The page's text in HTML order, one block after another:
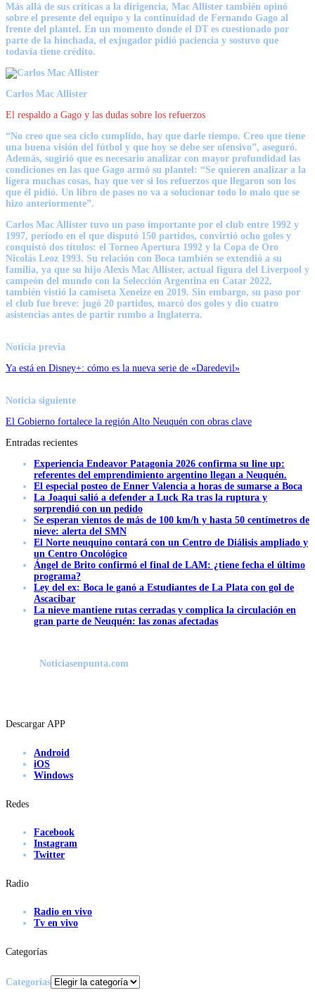
Más allá de sus críticas a la dirigencia, Mac Allister también opinó
sobre el presente del equipo y la continuidad de Fernando Gago al
frente del plantel. En un momento donde el DT es cuestionado por
parte de la hinchada, el exjugador pidió paciencia y sostuvo que
todavía tiene crédito.
Carlos Mac Allister
El respaldo a Gago y las dudas sobre los refuerzos
“No creo que sea ciclo cumplido, hay que darle tiempo. Creo que tiene
una buena visión del fútbol y que hoy se debe ser ofensivo”, aseguró.
Además, sugirió que es necesario analizar con mayor profundidad las
condiciones en las que Gago armó su plantel: “Se quieren analizar a la
ligera muchas cosas, hay que ver si los refuerzos que llegaron son los
que él pidió. Un libro de pases no va a solucionar todo lo malo que se
hizo anteriormente”.
Carlos Mac Allister tuvo un paso importante por el club entre 1992 y
1997, período en el que disputó 150 partidos, convirtió ocho goles y
conquistó dos títulos: el Torneo Apertura 1992 y la Copa de Oro
Nicolás Leoz 1993. Su relación con Boca también se extendió a su
familia, ya que su hijo Alexis Mac Allister, actual figura del Liverpool y
campeón del mundo con la Selección Argentina en Catar 2022,
también vistió la camiseta Xeneize en 2019. Sin embargo, su paso por
el club fue breve: jugó 20 partidos, marcó dos goles y dio cuatro
asistencias antes de partir rumbo a Inglaterra.
Noticia previa
Ya está en Disney+: cómo es la nueva serie de «Daredevil»
Noticia siguiente
El Gobierno fortalece la región Alto Neuquén con obras clave
Entradas recientes
Experiencia Endeavor Patagonia 2026 confirma su line up:
referentes del emprendimiento argentino llegan a Neuquén.
El especial posteo de Enner Valencia a horas de sumarse a Boca
La Joaqui salió a defender a Luck Ra tras la ruptura y
sorprendió con un pedido
Se esperan vientos de más de 100 km/h y hasta 50 centímetros de
nieve: alerta del SMN
El Norte neuquino contará con un Centro de Diálisis ampliado y
un Centro Oncológico
Ángel de Brito confirmó el final de LAM: ¿tiene fecha el último
programa?
Ley del ex: Boca le ganó a Estudiantes de La Plata con gol de
Ascacibar
La nieve mantiene rutas cerradas y complica la circulación en
gran parte de Neuquén: las zonas afectadas
Noticiasenpunta.com
Descargar APP
Android
iOS
Windows
Redes
Facebook
Instagram
Twitter
Radio
Radio en vivo
Tv en vivo
Categorías
Categorías